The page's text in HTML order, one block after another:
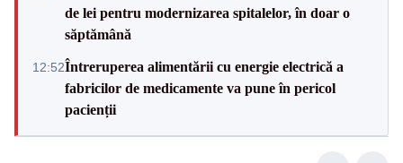
de lei pentru modernizarea spitalelor, în doar o
săptămână
12:52Întreruperea alimentării cu energie electrică a
fabricilor de medicamente va pune în pericol
pacienții